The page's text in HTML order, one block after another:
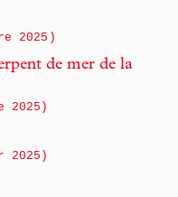
2025)
de mer de la
2025)
2025)